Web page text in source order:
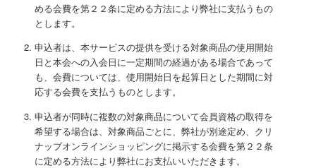
める会費を第２２条に定める方法により弊社に支払うもの
とします。
申込者は、本サービスの提供を受ける対象商品の使用開始
日と本会への入会日に一定期間の経過がある場合であって
も、会費については、使用開始日を起算日とした期間に対
応する会費を支払うものとします。
申込者が同時に複数の対象商品について会員資格の取得を
希望する場合は、対象商品ごとに、弊社が別途定め、クリ
ナップオンラインショッピングに掲示する会費を第２２条
に定める方法により弊社にお支払いいただきます。